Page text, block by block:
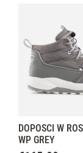
DOPOSCI W
WP GREY